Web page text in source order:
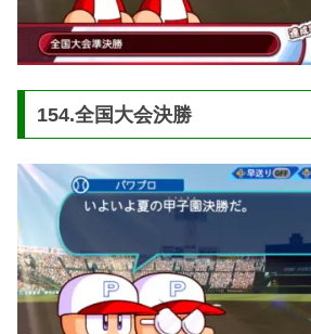
154.全国大会決勝